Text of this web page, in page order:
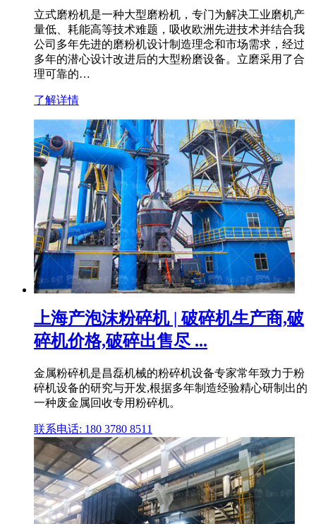
立式磨粉机是一种大型磨粉机，专门为解决工业磨机产
量低、耗能高等技术难题，吸收欧洲先进技术并结合我
公司多年先进的磨粉机设计制造理念和市场需求，经过
多年的潜心设计改进后的大型粉磨设备。立磨采用了合
理可靠的…
了解详情
上海产泡沫粉碎机 | 破碎机生产商,破
碎机价格,破碎出售尽 ...
金属粉碎机是昌磊机械的粉碎机设备专家常年致力于粉
碎机设备的研究与开发,根据多年制造经验精心研制出的
一种废金属回收专用粉碎机。
联系电话: 180 3780 8511